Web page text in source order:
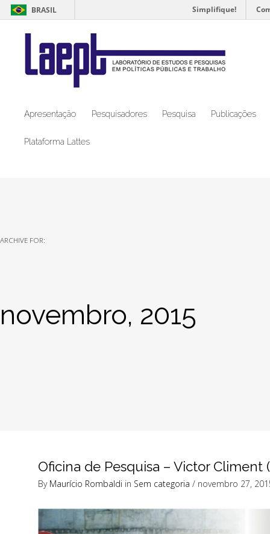
BRASIL Simplifique!
Apresentação Pesquisadores Pesquisa Publicações
Plataforma Lattes
ARCHIVE FOR:
novembro, 2015
Oficina de Pesquisa – Victor Climent
By Maurício Rombaldi in Sem categoria / novembro 27,